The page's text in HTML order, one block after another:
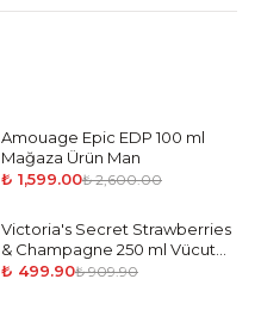
-39%
Amouage Epic EDP 100 ml
Mağaza Ürün Man
₺ 1,599.00₺ 2,600.00
-45%
Victoria's Secret Strawberries
& Champagne 250 ml Vücut
Spreyi
₺ 499.90₺ 909.90